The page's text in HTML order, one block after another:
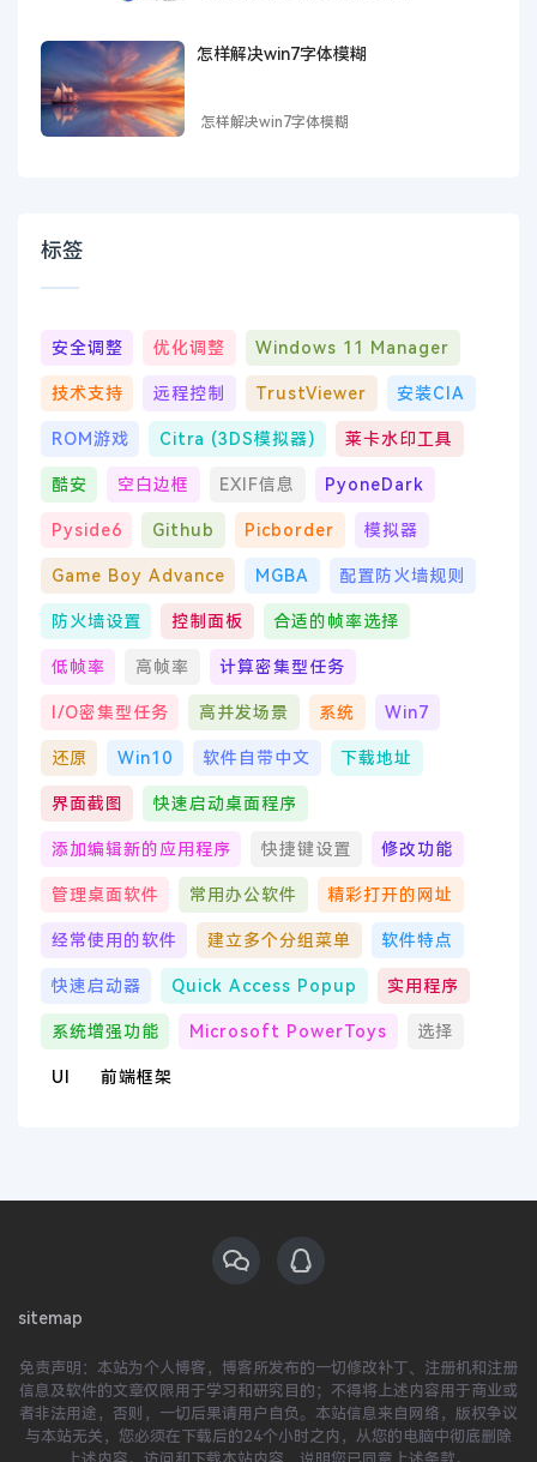
怎样解决win7字体模糊
怎样解决win7字体模糊
标签
安全调整 优化调整 Windows 11 Manager
技术支持 远程控制 TrustViewer 安装CIA
ROM游戏 Citra (3DS模拟器) 莱卡水印工具
酷安 空白边框 EXIF信息 PyoneDark
Pyside6 Github Picborder 模拟器
Game Boy Advance MGBA 配置防火墙规则
防火墙设置 控制面板 合适的帧率选择
低帧率 高帧率 计算密集型任务
I/O密集型任务 高并发场景 系统 Win7
还原 Win10 软件自带中文 下载地址
界面截图 快速启动桌面程序
添加编辑新的应用程序 快捷键设置 修改功能
管理桌面软件 常用办公软件 精彩打开的网址
经常使用的软件 建立多个分组菜单 软件特点
快速启动器 Quick Access Popup 实用程序
系统增强功能 Microsoft PowerToys 选择
UI 前端框架
sitemap
免责声明：本站为个人博客，博客所发布的一切修改补丁、注册机和注册
信息及软件的文章仅限用于学习和研究目的；不得将上述内容用于商业或
者非法用途，否则，一切后果请用户自负。本站信息来自网络，版权争议
与本站无关，您必须在下载后的24个小时之内，从您的电脑中彻底删除